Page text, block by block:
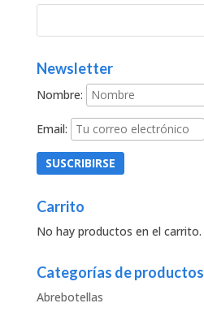
Newsletter
Nombre:
Email:
Carrito
No hay productos en el carrito.
Categorías de productos
Abrebotellas